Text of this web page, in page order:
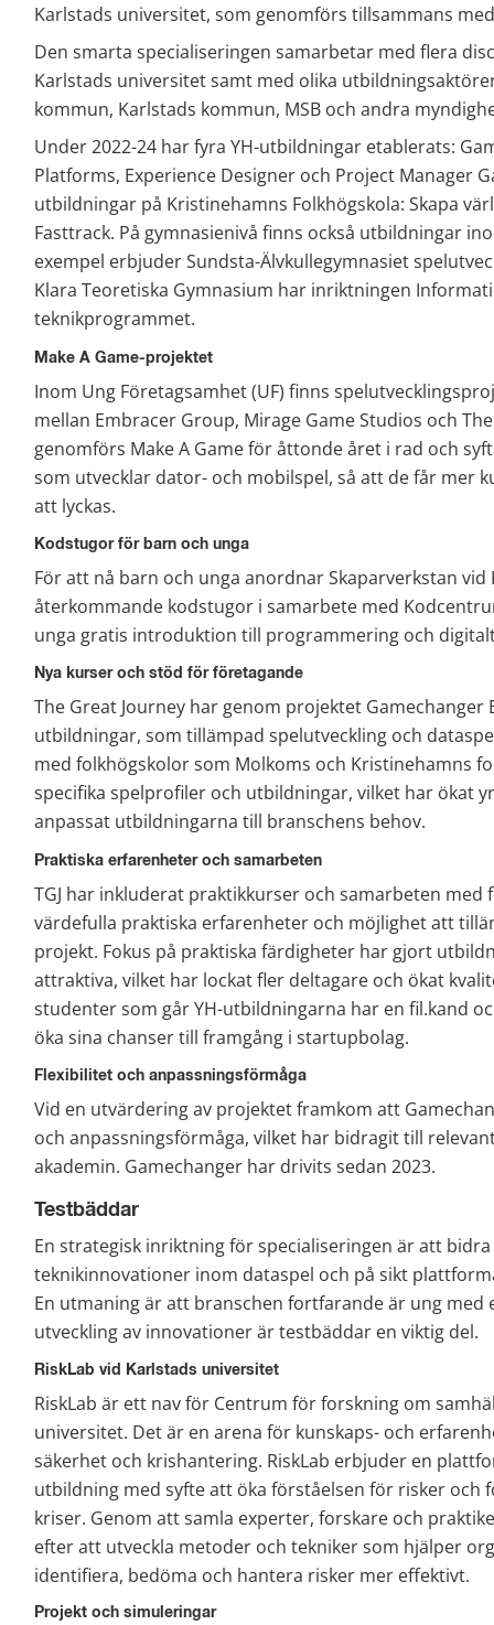
Karlstads universitet, som genomförs tillsammans
Den smarta specialiseringen samarbetar med flera
Karlstads universitet samt med olika
kommun, Karlstads kommun, MSB och andra
Under 2022-24 har fyra YH-utbildningar etablerats:
Platforms, Experience Designer och Project Manager
utbildningar på Kristinehamns Folkhögskola: Skapa
Fasttrack. På gymnasienivå finns också utbildningar
exempel erbjuder Sundsta-Älvkullegymnasiet
Klara Teoretiska Gymnasium har inriktningen
teknikprogrammet.
Make A Game-projektet
Inom Ung Företagsamhet (UF) finns
mellan Embracer Group, Mirage Game Studios och
genomförs Make A Game för åttonde året i rad och
som utvecklar dator- och mobilspel, så att de får mer
att lyckas.
Kodstugor för barn och unga
För att nå barn och unga anordnar Skaparverkstan
återkommande kodstugor i samarbete med
unga gratis introduktion till programmering och
Nya kurser och stöd för företagande ​
The Great Journey har genom projektet Gamechanger
utbildningar, som tillämpad spelutveckling och
med folkhögskolor som Molkoms och Kristinehamns
specifika spelprofiler och utbildningar, vilket har ökat
anpassat utbildningarna till branschens behov.
Praktiska erfarenheter och samarbeten
TGJ har inkluderat praktikkurser och samarbeten
värdefulla praktiska erfarenheter och möjlighet att
projekt. Fokus på praktiska färdigheter har gjort
attraktiva, vilket har lockat fler deltagare och ökat
studenter som går YH-utbildningarna har en fil.kand
öka sina chanser till framgång i startupbolag.
Flexibilitet och anpassningsförmåga
Vid en utvärdering av projektet framkom att
och anpassningsförmåga, vilket har bidragit till
akademin. Gamechanger har drivits sedan 2023. ​
Testbäddar
En strategisk inriktning för specialiseringen är att
teknikinnovationer inom dataspel och på sikt
En utmaning är att branschen fortfarande är ung
utveckling av innovationer är testbäddar en viktig del.
RiskLab vid Karlstads universitet
RiskLab är ett nav för Centrum för forskning om
universitet. Det är en arena för kunskaps- och
säkerhet och krishantering. RiskLab erbjuder en
utbildning med syfte att öka förståelsen för risker
kriser. Genom att samla experter, forskare och
efter att utveckla metoder och tekniker som hjälper
identifiera, bedöma och hantera risker mer effektivt.
Projekt och simuleringar